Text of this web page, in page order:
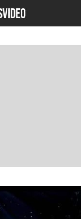
Video